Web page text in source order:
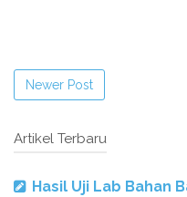
Newer Post
Artikel Terbaru
Hasil Uji Lab Bahan